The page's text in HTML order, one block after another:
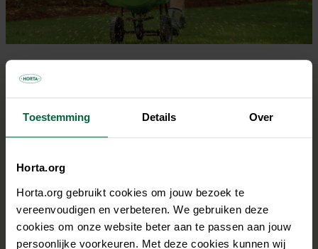
Toestemming Details Over
Horta.org
Horta.org gebruikt cookies om jouw bezoek te
vereenvoudigen en verbeteren. We gebruiken deze
cookies om onze website beter aan te passen aan jouw
persoonlijke voorkeuren. Met deze cookies kunnen wij
Hoeveel?
Hanteer de aanbevolen hoeveelheid op de verpakking
Veel kalk nodig (1-1,5 kg/10 m²):
Bladgroenten, zoals sla, spinazie, selder, veldsla,
peterselie, prei …